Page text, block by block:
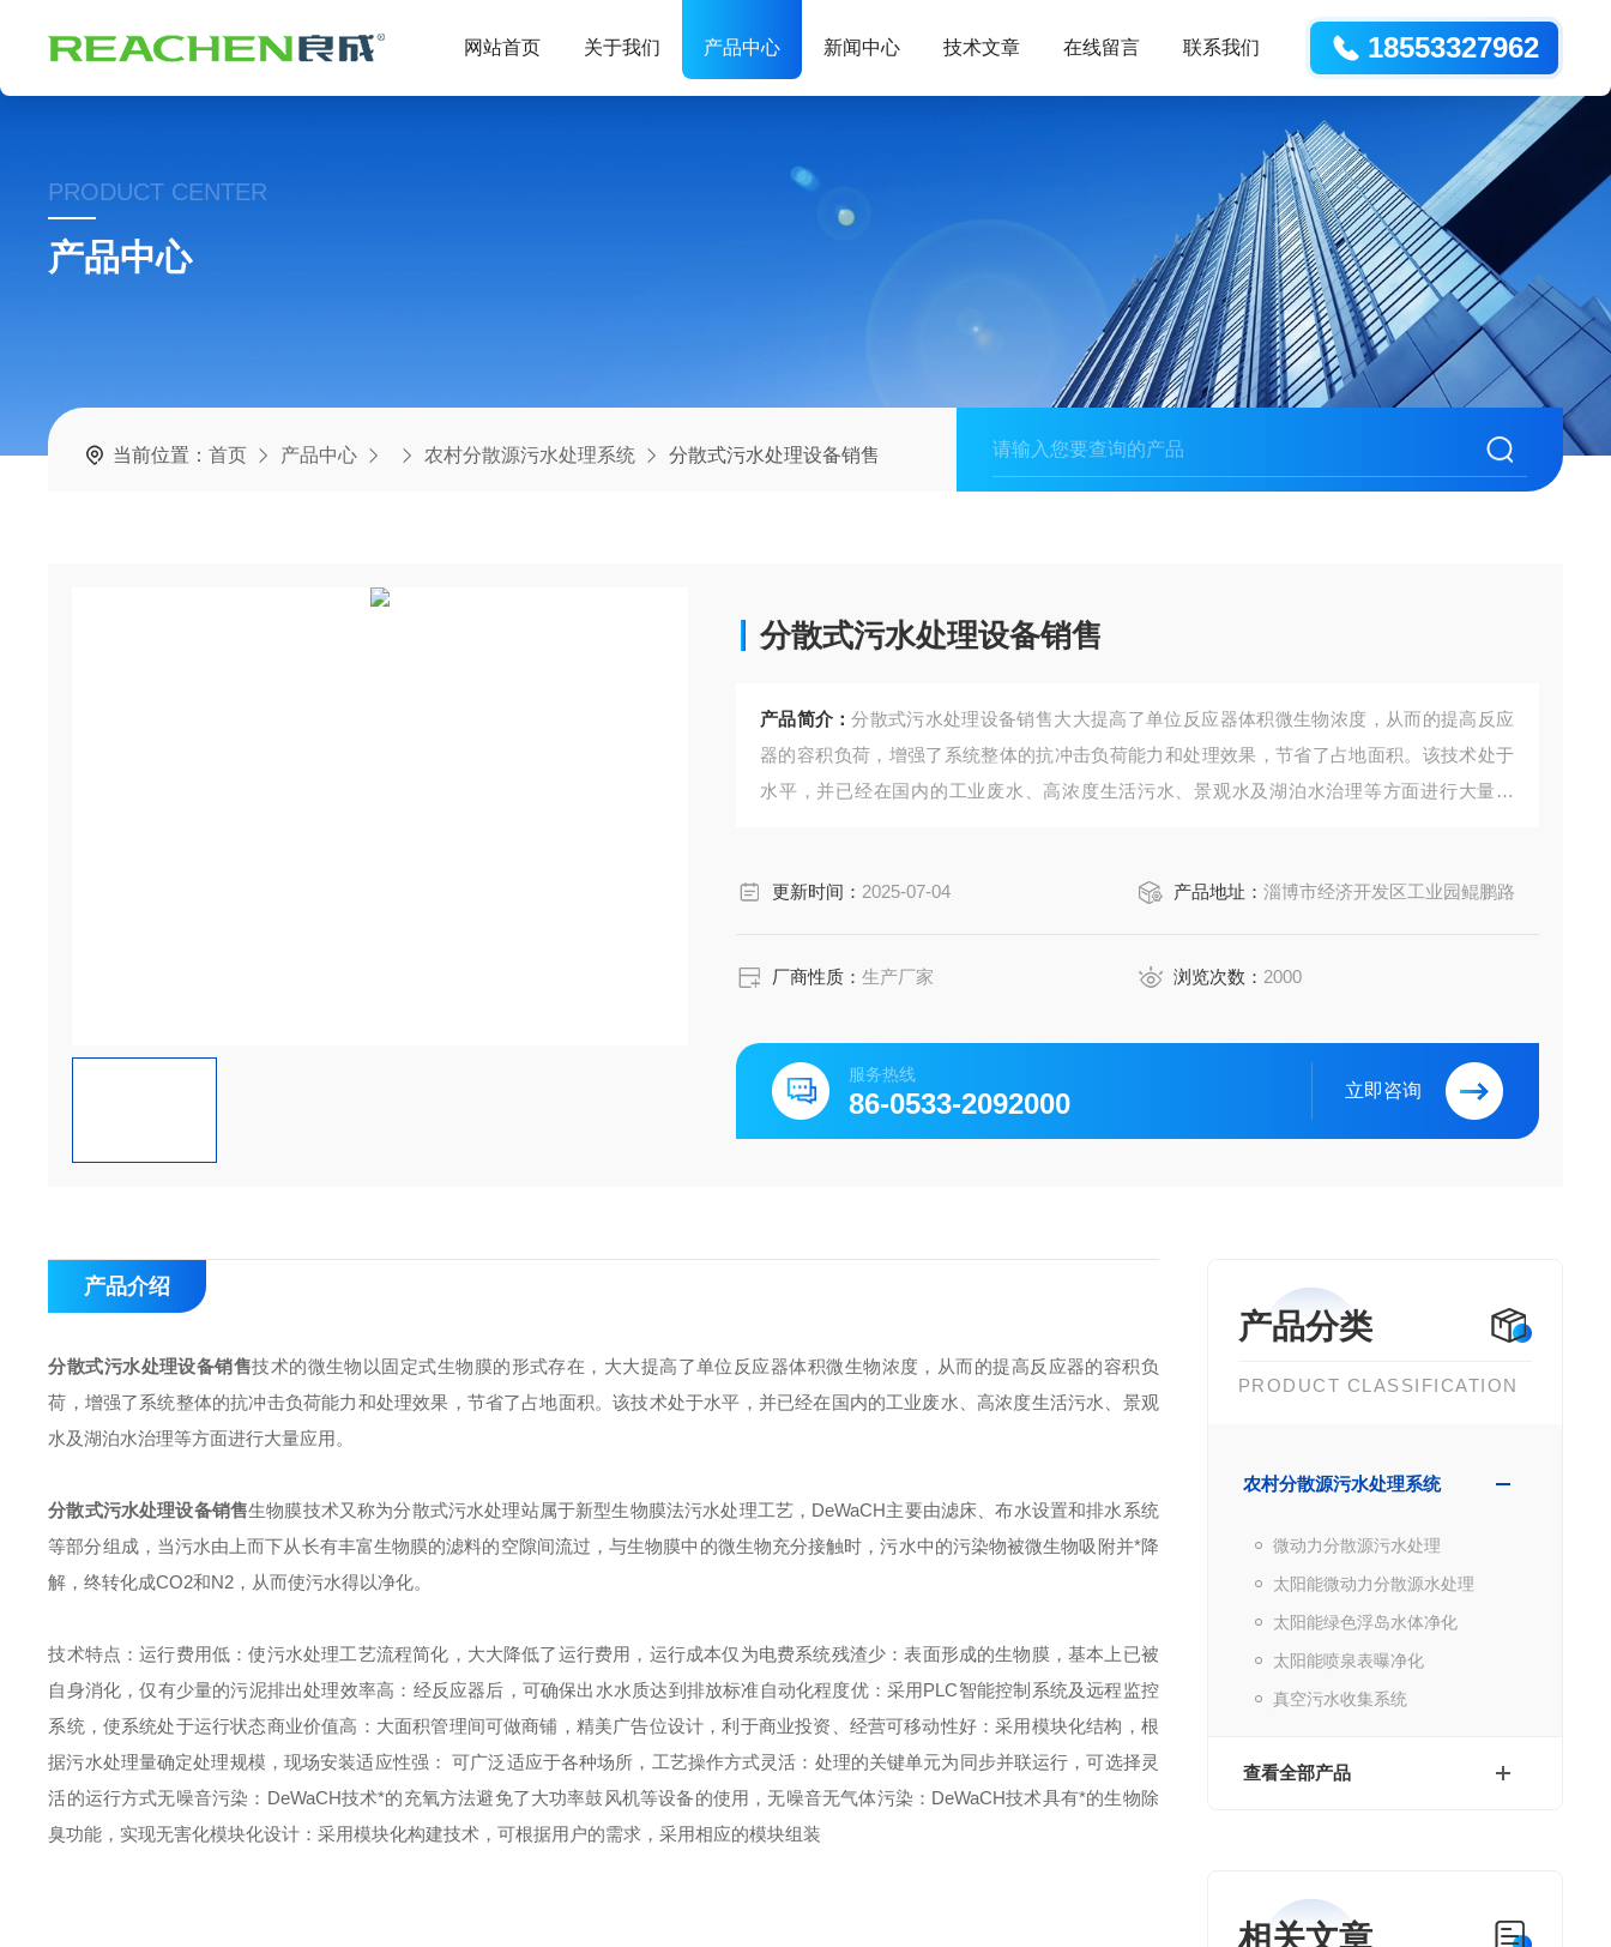
18553327962
网站首页 关于我们 产品中心 新闻中心 技术文章 在线留言 联系我们
PRODUCT CENTER
产品中心
当前位置：首页 产品中心 农村分散源污水处理系统 分散式污水处理设备销售
分散式污水处理设备销售
产品简介：分散式污水处理设备销售大大提高了单位反应器体积微生物浓度，从而的提高反应
器的容积负荷，增强了系统整体的抗冲击负荷能力和处理效果，节省了占地面积。该技术处于
水平，并已经在国内的工业废水、高浓度生活污水、景观水及湖泊水治理等方面进行大量应
更新时间： 2025-07-04 产品地址： 淄博市经济开发区工业园鲲鹏路
厂商性质：生产厂家 浏览次数： 2000
服务热线
86-0533-2092000 立即咨询
产品分类
PRODUCT CLASSIFICATION
农村分散源污水处理系统
微动力分散源污水处理
太阳能微动力分散源水处理
太阳能绿色浮岛水体净化
太阳能喷泉表曝净化
真空污水收集系统
查看全部产品
相关文章
产品介绍
分散式污水处理设备销售技术的微生物以固定式生物膜的形式存在，大大提高了单位反应器体积微生物浓度，从而的提高反应器的容积负
荷，增强了系统整体的抗冲击负荷能力和处理效果，节省了占地面积。该技术处于水平，并已经在国内的工业废水、高浓度生活污水、景观
水及湖泊水治理等方面进行大量应用。
分散式污水处理设备销售生物膜技术又称为分散式污水处理站属于新型生物膜法污水处理工艺，DeWaCH主要由滤床、布水设置和排水系统
等部分组成，当污水由上而下从长有丰富生物膜的滤料的空隙间流过，与生物膜中的微生物充分接触时，污水中的污染物被微生物吸附并*降
解，终转化成CO2和N2，从而使污水得以净化。
技术特点：运行费用低：使污水处理工艺流程简化，大大降低了运行费用，运行成本仅为电费系统残渣少：表面形成的生物膜，基本上已被
自身消化，仅有少量的污泥排出处理效率高：经反应器后，可确保出水水质达到排放标准自动化程度优：采用PLC智能控制系统及远程监控
系统，使系统处于运行状态商业价值高：大面积管理间可做商铺，精美广告位设计，利于商业投资、经营可移动性好：采用模块化结构，根
据污水处理量确定处理规模，现场安装适应性强： 可广泛适应于各种场所， 工艺操作方式灵活：处理的关键单元为同步并联运行，可选择灵
活的运行方式无噪音污染：DeWaCH技术*的充氧方法避免了大功率鼓风机等设备的使用，无噪音无气体污染：DeWaCH技术具有*的生物除
臭功能，实现无害化模块化设计：采用模块化构建技术，可根据用户的需求，采用相应的模块组装